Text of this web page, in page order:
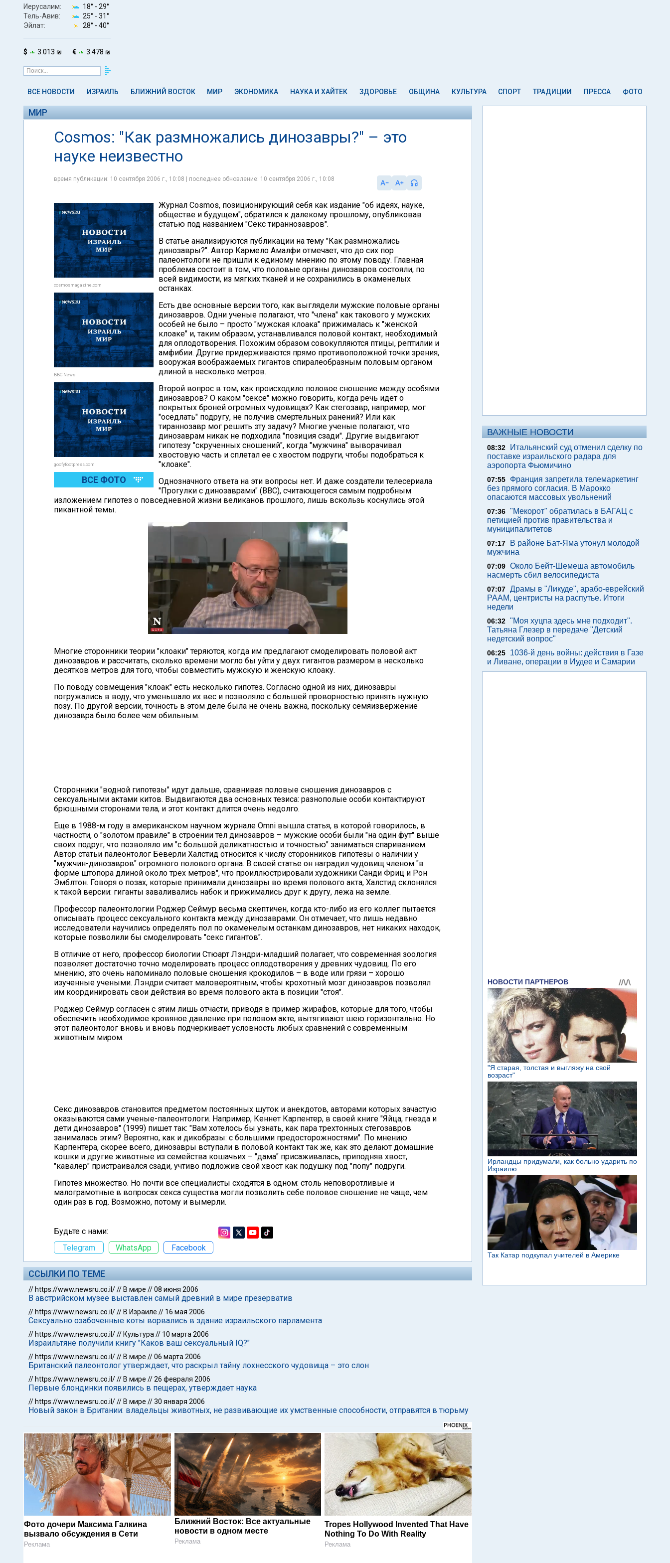
Иерусалим: 18° - 29°
Тель-Авив:
25° - 31°
Эйлат:
28° - 40°
$ 3.013 ₪ € 3.478 ₪
ВСЕ НОВОСТИ ИЗРАИЛЬ БЛИЖНИЙ ВОСТОК МИР ЭКОНОМИКА НАУКА И ХАЙТЕК ЗДОРОВЬЕ ОБЩИНА КУЛЬТУРА СПОРТ ТРАДИЦИИ ПРЕССА ФОТО
МИР
Cosmos: "Как размножались динозавры?" – это
науке неизвестно
время публикации: 10 сентября 2006 г., 10:08 | последнее обновление: 10 сентября 2006 г., 10:08
cosmosmagazine.com
BBC News
goofyfootpress.com
ВСЕ ФОТО
Журнал Cosmos, позиционирующий себя как издание "об идеях, науке,
обществе и будущем", обратился к далекому прошлому, опубликовав
статью под названием "Секс тираннозавров".
В статье анализируются публикации на тему "Как размножались
динозавры?". Автор Кармело Амалфи отмечает, что до сих пор
палеонтологи не пришли к единому мнению по этому поводу. Главная
проблема состоит в том, что половые органы динозавров состояли, по
всей видимости, из мягких тканей и не сохранились в окаменелых
останках.
Есть две основные версии того, как выглядели мужские половые органы
динозавров. Одни ученые полагают, что "члена" как такового у мужских
особей не было – просто "мужская клоака" прижималась к "женской
клоаке" и, таким образом, устанавливался половой контакт, необходимый
для оплодотворения. Похожим образом совокупляются птицы, рептилии и
амфибии. Другие придерживаются прямо противоположной точки зрения,
вооружая воображаемых гигантов спиралеобразным половым органом
длиной в несколько метров.
Второй вопрос в том, как происходило половое сношение между особями
динозавров? О каком "сексе" можно говорить, когда речь идет о
покрытых броней огромных чудовищах? Как стегозавр, например, мог
"оседлать" подругу, не получив смертельных ранений? Или как
тираннозавр мог решить эту задачу? Многие ученые полагают, что
динозаврам никак не подходила "позиция сзади". Другие выдвигают
гипотезу "скрученных сношений", когда "мужчина" выворачивал
хвостовую часть и сплетал ее с хвостом подруги, чтобы подобраться к
"клоаке".
Однозначного ответа на эти вопросы нет. И даже создатели телесериала
"Прогулки с динозаврами" (BBC), считающегося самым подробным
изложением гипотез о повседневной жизни великанов прошлого, лишь вскользь коснулись этой
пикантной темы.
Многие сторонники теории "клоаки" теряются, когда им предлагают смоделировать половой акт
динозавров и рассчитать, сколько времени могло бы уйти у двух гигантов размером в несколько
десятков метров для того, чтобы совместить мужскую и женскую клоаку.
По поводу совмещения "клоак" есть несколько гипотез. Согласно одной из них, динозавры
погружались в воду, что уменьшало их вес и позволяло с большей проворностью принять нужную
позу. По другой версии, точность в этом деле была не очень важна, поскольку семяизвержение
динозавра было более чем обильным.
Сторонники "водной гипотезы" идут дальше, сравнивая половые сношения динозавров с
сексуальными актами китов. Выдвигаются два основных тезиса: разнополые особи контактируют
брюшными сторонами тела, и этот контакт длится очень недолго.
Еще в 1988-м году в американском научном журнале Omni вышла статья, в которой говорилось, в
частности, о "золотом правиле" в строении тел динозавров – мужские особи были "на один фут" выше
своих подруг, что позволяло им "с большой деликатностью и точностью" заниматься спариванием.
Автор статьи палеонтолог Беверли Халстид относится к числу сторонников гипотезы о наличии у
"мужчин-динозавров" огромного полового органа. В своей статье он наградил чудовищ членом "в
форме штопора длиной около трех метров", что проиллюстрировали художники Санди Фриц и Рон
Эмблтон. Говоря о позах, которые принимали динозавры во время полового акта, Халстид склонялся
к такой версии: гиганты заваливались набок и прижимались друг к другу, лежа на земле.
Профессор палеонтологии Роджер Сеймур весьма скептичен, когда кто-либо из его коллег пытается
описывать процесс сексуального контакта между динозаврами. Он отмечает, что лишь недавно
исследователи научились определять пол по окаменелым останкам динозавров, нет никаких находок,
которые позволили бы смоделировать "секс гигантов".
В отличие от него, профессор биологии Стюарт Лэндри-младший полагает, что современная зоология
позволяет достаточно точно моделировать процесс оплодотворения у древних чудовищ. По его
мнению, это очень напоминало половые сношения крокодилов – в воде или грязи – хорошо
изученные учеными. Лэндри считает маловероятным, чтобы крохотный мозг динозавров позволял
им координировать свои действия во время полового акта в позиции "стоя".
Роджер Сеймур согласен с этим лишь отчасти, приводя в пример жирафов, которые для того, чтобы
обеспечить необходимое кровяное давление при половом акте, вытягивают шею горизонтально. Но
этот палеонтолог вновь и вновь подчеркивает условность любых сравнений с современным
животным миром.
Секс динозавров становится предметом постоянных шуток и анекдотов, авторами которых зачастую
оказываются сами ученые-палеонтологи. Например, Кеннет Карпентер, в своей книге "Яйца, гнезда и
дети динозавров" (1999) пишет так: "Вам хотелось бы узнать, как пара трехтонных стегозавров
занималась этим? Вероятно, как и дикобразы: с большими предосторожностями". По мнению
Карпентера, скорее всего, динозавры вступали в половой контакт так же, как это делают домашние
кошки и другие животные из семейства кошачьих – "дама" присаживалась, приподняв хвост,
"кавалер" пристраивался сзади, учтиво подложив свой хвост как подушку под "попу" подруги.
Гипотез множество. Но почти все специалисты сходятся в одном: столь неповоротливые и
малограмотные в вопросах секса существа могли позволить себе половое сношение не чаще, чем
один раз в год. Возможно, потому и вымерли.
Будьте с нами:
Telegram
WhatsApp Facebook
ССЫЛКИ ПО ТЕМЕ
// https://www.newsru.co.il/// В мире //08 июня 2006
В австрийском музее выставлен самый древний в мире презерватив
// https://www.newsru.co.il/// В Израиле // 16 мая 2006
Сексуально озабоченные коты ворвались в здание израильского парламента
// https://www.newsru.co.il/// Культура // 10 марта 2006
Израильтяне получили книгу "Каков ваш сексуальный IQ?"
// https://www.newsru.co.il/// В мире //06 марта 2006
Британский палеонтолог утверждает, что раскрыл тайну лохнесского чудовища – это слон
// https://www.newsru.co.il/// В мире //26 февраля 2006
Первые блондинки появились в пещерах, утверждает наука
// https://www.newsru.co.il/// В мире //30 января 2006
Новый закон в Британии: владельцы животных, не развивающие их умственные способности, отправятся в тюрьму
Фото дочери Максима Галкина
вызвало обсуждения в Сети
Реклама
Ближний Восток: Все актуальные
новости в одном месте
Реклама
Tropes Hollywood Invented That Have
Nothing To Do With Reality
Реклама
ВАЖНЫЕ НОВОСТИ
08:32
Итальянский суд отменил сделку по
поставке израильского радара для
аэропорта Фьюмичино
07:55
Франция запретила телемаркетинг
без прямого согласия. В Марокко
опасаются массовых увольнений
07:36 "Мекорот" обратилась в БАГАЦ с
петицией против правительства и
муниципалитетов
07:17
В районе Бат-Яма утонул молодой
мужчина
07:09 Около Бейт-Шемеша автомобиль
насмерть сбил велосипедиста
07:07 Драмы в "Ликуде", арабо-еврейский
РААМ, центристы на распутье. Итоги
недели
06:32 "Моя хуцпа здесь мне подходит".
Татьяна Глезер в передаче "Детский
недетский вопрос"
06:25
1036-й день войны: действия в Газе
и Ливане, операции в Иудее и Самарии